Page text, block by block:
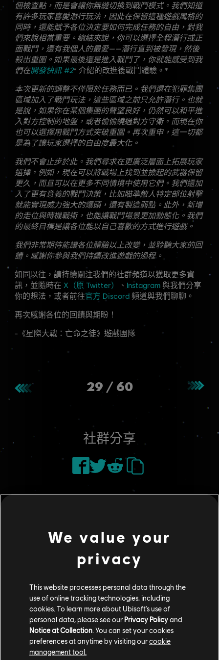
29 /60
個檢查點，而是會讓你無縫切換到戰鬥模式。我們知道
有許多玩家喜愛潛行玩法，因此在保留這種遊戲風格的
同時，還能賦予各位決定要如何完成任務的自由，對我
們來說相當重要。總結來說，你可以選擇全程潛行或正
面戰鬥，還有我個人的最愛——潛行直到被發現，然後
殺出重圍。如果最後還是進入戰鬥了，你就能感受到我
們在開發快訊 #2* 介紹的改進後戰鬥體驗。*
本次更新的調整不僅限於任務而已。我們還在犯罪集團
區域加入了戰鬥玩法，這些區域之前只允許潛行。也就
是說，如果你在某個集團的聲望良好，仍然可以和平進
入對方控制的地盤，或者偷偷繞過對方守衛。而現在你
也可以選擇用戰鬥方式突破重圍。再次重申，這一切都
是為了讓玩家選擇的自由度最大化。
我們不會止步於此。我們尋求在更廣泛層面上拓展玩家
選擇。例如，現在可以將戰場上找到並撿起的武器保留
更久，而且可以在更多不同情境中使用它們。我們還加
入了更有意義的戰鬥決策，比如瞄準敵人特定部位射擊
就能實現威力強大的爆頭，還有製造弱點。此外，新增
的走位與時機戰術，也能讓戰鬥場景更加動態化。我們
的最終目標是讓各位能以自己喜歡的方式進行遊戲。
我們非常期待能讓各位體驗以上改變，並聆聽大家的回
饋。感謝你參與我們持續改進遊戲的過程。
如同以往，請持續關注我們的社群頻道以獲取更多資
訊，並隨時在 X（原 Twitter） 、 Instagram 與我們分享
你的想法，或者前往官方 Discord 頻道與我們聊聊。
再次感謝各位的回饋與期盼！
-《星際大戰：亡命之徒》遊戲團隊
社群分享
推薦
We value your
privacy
This website processes personal data through the
use of online tracking technologies, including
cookies. To learn more about Ubisoft's use of
personal data, please see our Privacy Policyand
Notice at Collection. You can set your cookies
preferences at anytime by visiting ourcookie
management tool.